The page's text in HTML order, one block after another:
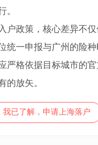
。
政策，核心差异不仅
统一申报与广州的险
格依据目标城市的官
的放矢。
我已了解，申请上海落户